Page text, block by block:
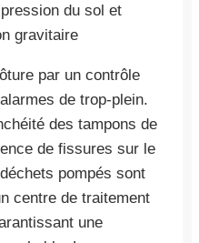
du sol et
gravitaire
par un contrôle
de trop-plein.
des tampons de
de fissures sur le
pompés sont
centre de traitement
une